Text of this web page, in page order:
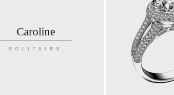
Caroline
SOLITAIRE